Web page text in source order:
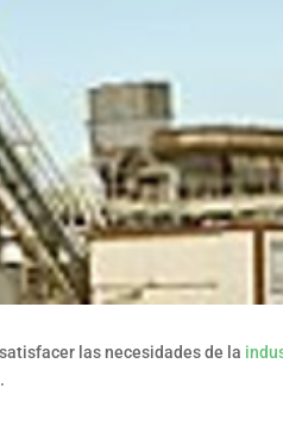
las necesidades de la